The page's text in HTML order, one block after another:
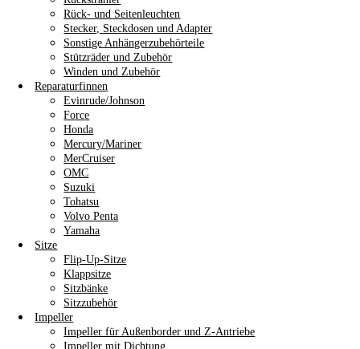
Rück- und Seitenleuchten
Stecker, Steckdosen und Adapter
Sonstige Anhängerzubehörteile
Stützräder und Zubehör
Winden und Zubehör
Reparaturfinnen
Evinrude/Johnson
Force
Honda
Mercury/Mariner
MerCruiser
OMC
Suzuki
Tohatsu
Volvo Penta
Yamaha
Sitze
Flip-Up-Sitze
Klappsitze
Sitzbänke
Sitzzubehör
Impeller
Impeller für Außenborder und Z-Antriebe
Impeller mit Dichtung